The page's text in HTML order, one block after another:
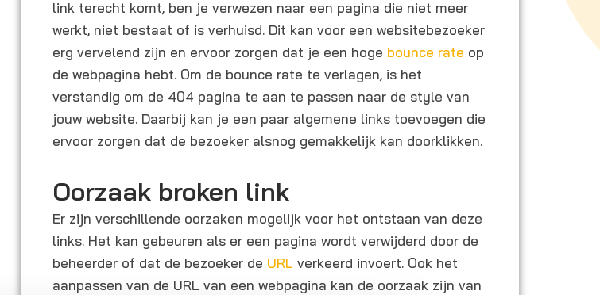
link terecht komt, ben je verwezen naar een pagina die niet meer
werkt, niet bestaat of is verhuisd. Dit kan voor een websitebezoeker
erg vervelend zijn en ervoor zorgen dat je een hoge bounce rate op
de webpagina hebt. Om de bounce rate te verlagen, is het
verstandig om de 404 pagina te aan te passen naar de style van
jouw website. Daarbij kan je een paar algemene links toevoegen die
ervoor zorgen dat de bezoeker alsnog gemakkelijk kan doorklikken.
Oorzaak broken link
Er zijn verschillende oorzaken mogelijk voor het ontstaan van deze
links. Het kan gebeuren als er een pagina wordt verwijderd door de
beheerder of dat de bezoeker de URL verkeerd invoert. Ook het
aanpassen van de URL van een webpagina kan de oorzaak zijn van